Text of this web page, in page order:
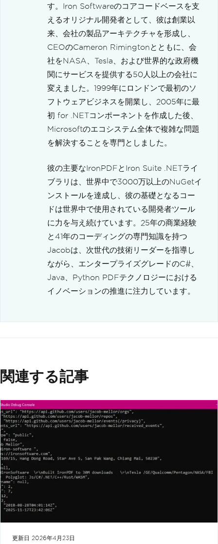
す。Iron Softwareのコアコードベースを支
えるオリジナル開発者として、彼は創業以
来、会社の製品アーキテクチャを形成し、
CEOのCameron Rimingtonとともに、会
社をNASA、Tesla、および世界的な政府機
関にサービスを提供する50人以上の会社に
変えました。1999年にロンドンで最初のソ
フトウェアビジネスを開業し、2005年に最
初 for .NETコンポーネントを作成した後、
Microsoftのエコシステム全体で複雑な問題
を解決することを専門としました。
彼の主要なIronPDFとIron Suite .NETライ
ブラリは、世界中で3000万以上のNuGetイ
ンストールを達成し、彼の基礎となるコー
ドは世界中で使用されている開発者ツール
に力を与え続けています。25年の商業経験
と41年のコーディングの専門知識を持つ
Jacobは、次世代の技術リーダーを指導し
ながら、エンタープライズグレードのC#、
Java、Python PDFテクノロジーにおける
イノベーションの推進に注力しています。
関連する記事
更新日 2026年4月23日